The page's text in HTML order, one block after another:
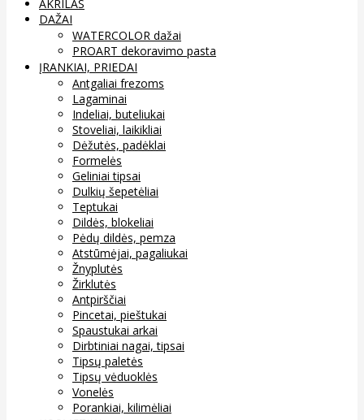
AKRILAS
DAŽAI
WATERCOLOR dažai
PROART dekoravimo pasta
ĮRANKIAI, PRIEDAI
Antgaliai frezoms
Lagaminai
Indeliai, buteliukai
Stoveliai, laikikliai
Dėžutės, padėklai
Formelės
Geliniai tipsai
Dulkių šepetėliai
Teptukai
Dildės, blokeliai
Pėdų dildės, pemza
Atstūmėjai, pagaliukai
Žnyplutės
Žirklutės
Antpirščiai
Pincetai, pieštukai
Spaustukai arkai
Dirbtiniai nagai, tipsai
Tipsų paletės
Tipsų vėduoklės
Vonelės
Porankiai, kilimėliai